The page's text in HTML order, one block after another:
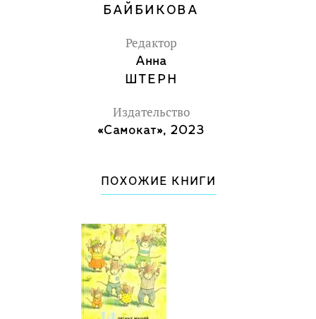
школьного возраста.
БАЙБИКОВА
Редактор
Анна
ШТЕРН
Издательство
«Самокат», 2023
ПОХОЖИЕ КНИГИ